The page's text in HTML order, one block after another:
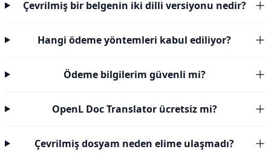
Çevrilmiş bir belgenin iki dilli versiyonu nedir?
Hangi ödeme yöntemleri kabul ediliyor?
Ödeme bilgilerim güvenli mi?
OpenL Doc Translator ücretsiz mi?
Çevrilmiş dosyam neden elime ulaşmadı?